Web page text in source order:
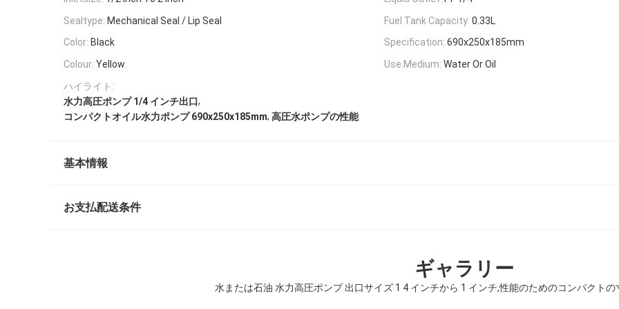
Sealtype: Mechanical Seal / Lip Seal Fuel Tank Capacity: 0.33L
Color: Black Specification: 690x250x185mm
Colour: Yellow Use Medium: Water Or Oil
ハイライト:
水力高圧ポンプ 1/4 インチ出口,
コンパクトオイル水力ポンプ 690x250x185mm, 高圧水ポンプの性能
基本情報
お支払配送条件
ギャラリー
水または石油 水力高圧ポンプ 出口サイズ 1 4 インチから 1 インチ,性能のためのコンパクト